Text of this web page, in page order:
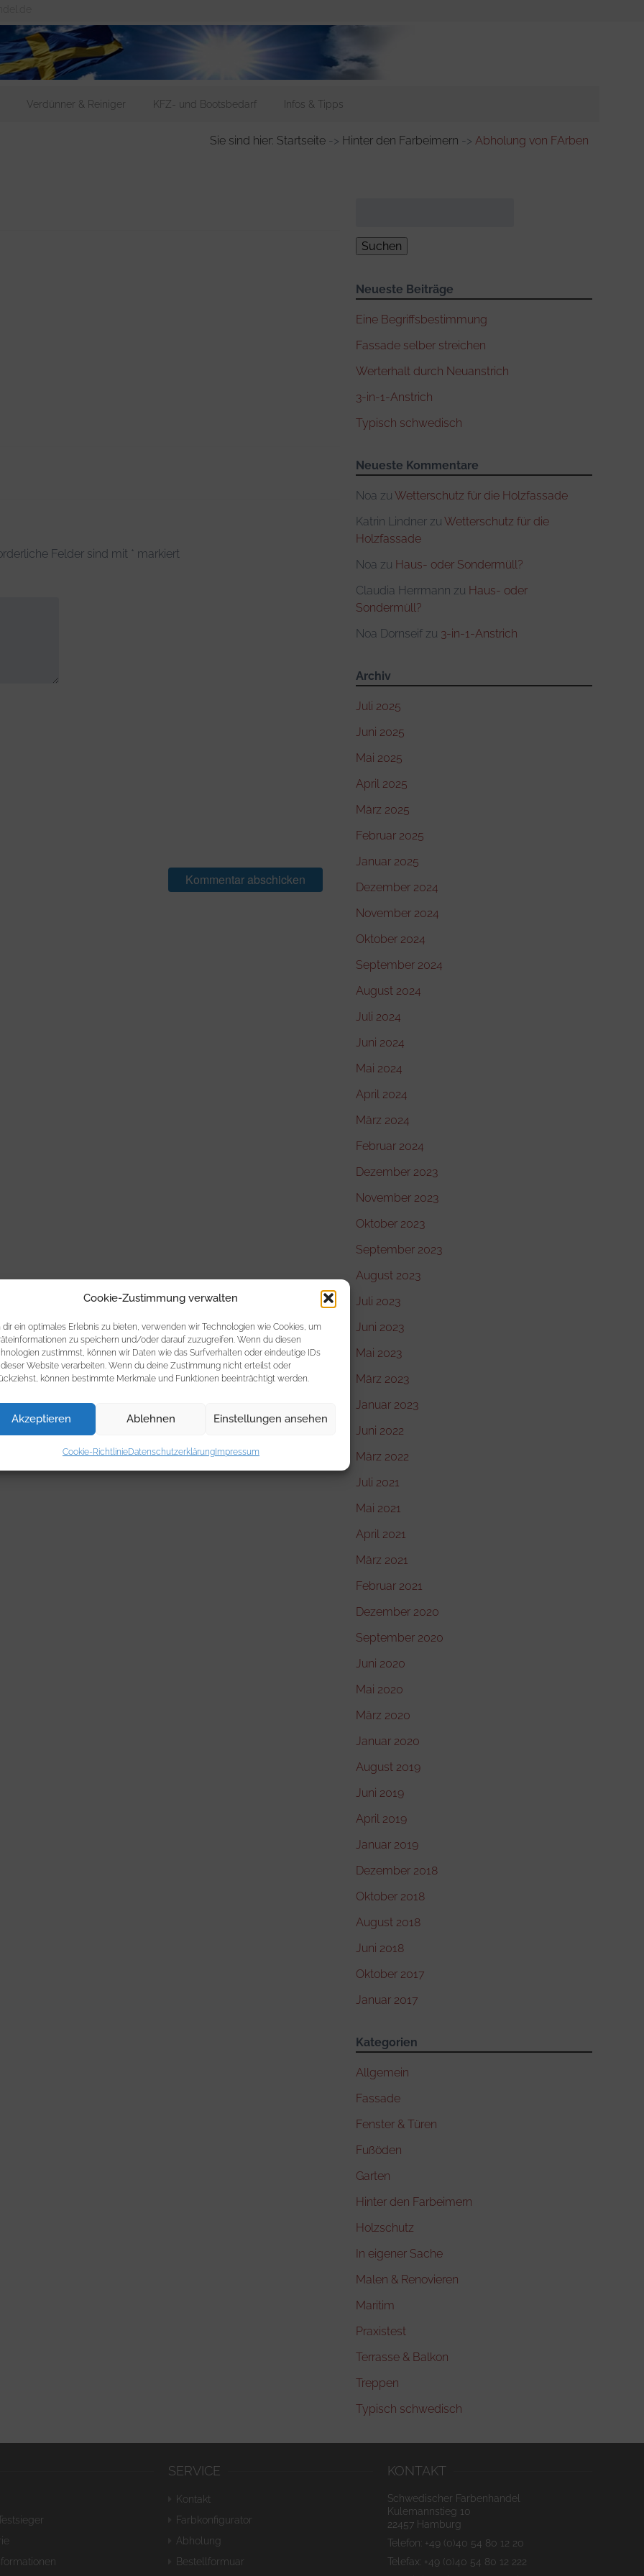
Cookie-Zustimmung verwalten
dir ein optimales Erlebnis zu bieten, verwenden wir Technologien wie Cookies, um
zu speichern und/oder darauf zuzugreifen. Wenn du diesen
zustimmst, können wir Daten wie das Surfverhalten oder eindeutige IDs
Website verarbeiten. Wenn du deine Zustimmung nicht erteilst oder
können bestimmte Merkmale und Funktionen beeinträchtigt werden.
Akzeptieren Ablehnen Einstellungen ansehen
Cookie-RichtlinieDatenschutzerklärungImpressum
Verdünner & Reiniger KFZ- und Bootsbedarf Infos & Tipps
Sie sind hier: Startseite -> Hinter den Farbeimern -> Abholung von FArben
Felder sind mit * markiert
Neueste Beiträge
Eine Begriffsbestimmung
Fassade selber streichen
Werterhalt durch Neuanstrich
3-in-1-Anstrich
Typisch schwedisch
Neueste Kommentare
Noa zuWetterschutz für die Holzfassade
Katrin Lindner zuWetterschutz für die
Holzfassade
Noa zu Haus- oder Sondermüll?
Claudia Herrmann zu Haus- oder
Sondermüll?
Noa Dornseif zu 3-in-1-Anstrich
Archiv
Juli 2025
Juni 2025
Mai 2025
April 2025
März 2025
Februar 2025
Januar 2025
Dezember 2024
November 2024
Oktober 2024
September 2024
August 2024
Juli 2024
Juni 2024
Mai 2024
April 2024
März 2024
Februar 2024
Dezember 2023
November 2023
Oktober 2023
September 2023
August 2023
Juli 2023
Juni 2023
Mai 2023
März 2023
Januar 2023
Juni 2022
März 2022
Juli 2021
Mai 2021
April 2021
März 2021
Februar 2021
Dezember 2020
September 2020
Juni 2020
Mai 2020
März 2020
Januar 2020
August 2019
Juni 2019
April 2019
Januar 2019
Dezember 2018
Oktober 2018
August 2018
Juni 2018
Oktober 2017
Januar 2017
Kategorien
Allgemein
Fassade
Fenster & Türen
Fußöden
Garten
Hinter den Farbeimern
Holzschutz
In eigener Sache
Malen & Renovieren
Maritim
Praxistest
Terrasse & Balkon
Treppen
Typisch schwedisch
SERVICE
Kontakt
Farbkonfigurator
Abholung
Bestellformuar
KONTAKT
Schwedischer Farbenhandel
Kulemannstieg 10
22457 Hamburg
Telefon: +49 (0)40 54 80 12 20
Telefax: +49 (0)40 54 80 12 222